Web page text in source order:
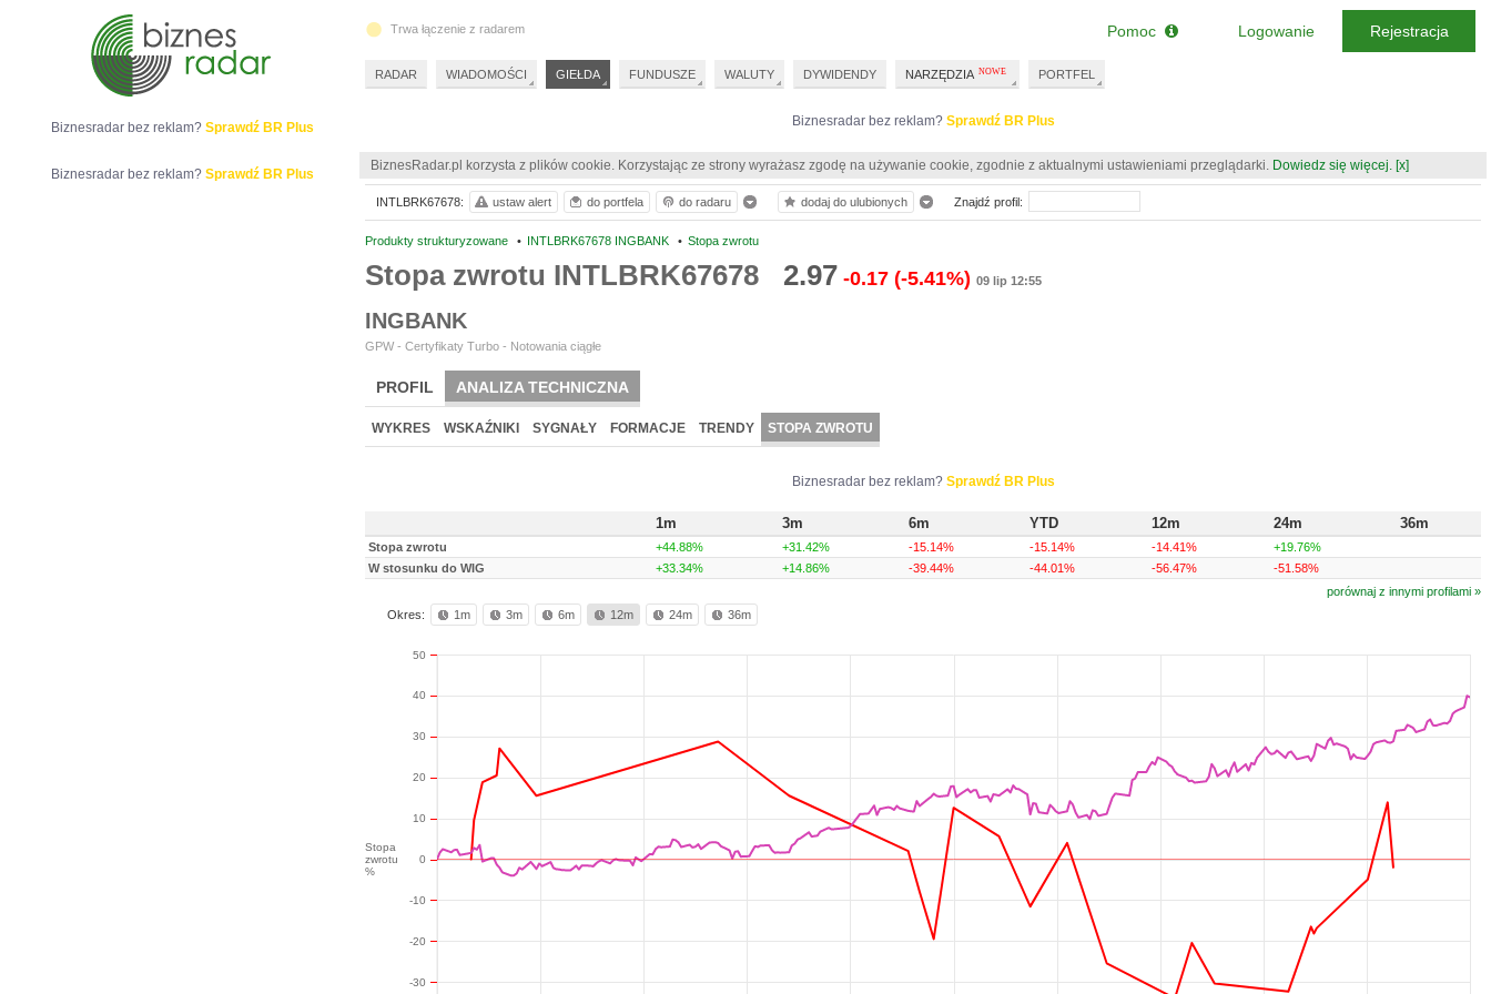
Biznesradar bez reklam? Sprawdź BR Plus
BiznesRadar.pl korzysta z plików cookie. Korzystając ze strony wyrażasz zgodę na używanie cookie, zgodnie z aktualnymi ustawieniami przeglądarki. Dowiedz się więcej. [x]
Produkty strukturyzowane • INTLBRK67678 INGBANK • Stopa zwrotu
Stopa zwrotu INTLBRK67678 2.97 -0.17 (-5.41%) 09 lip 12:55
INGBANK
GPW - Certyfikaty Turbo - Notowania ciągłe
PROFIL ANALIZA TECHNICZNA
WYKRES WSKAŹNIKI SYGNAŁY FORMACJE TRENDY STOPA ZWROTU
Biznesradar bez reklam? Sprawdź BR Plus
1m 3m 6m YTD 12m 24m 36m
Stopa zwrotu +44.88% +31.42% -15.14% -15.14% -14.41%
+19.76%
W stosunku do WIG
+33.34% +14.86% -39.44% -44.01% -56.47%
-51.58%
porównaj z innymi profilami »
Okres:
1m 3m 6m 12m 24m 36m
Stopa
zwrotu
%
-30
-20
-10
0
10
20
30
40
50
INTLBRK67678: ustaw alert do portfela do radaru dodaj do ulubionych Znajdź profil:
Biznesradar bez reklam? Sprawdź BR Plus
Biznesradar bez reklam? Sprawdź BR Plus
Trwa łączenie z radarem
RADAR WIADOMOŚCI GIEŁDA FUNDUSZE WALUTY DYWIDENDY NARZĘDZIA PORTFEL
Pomoc Logowanie Rejestracja